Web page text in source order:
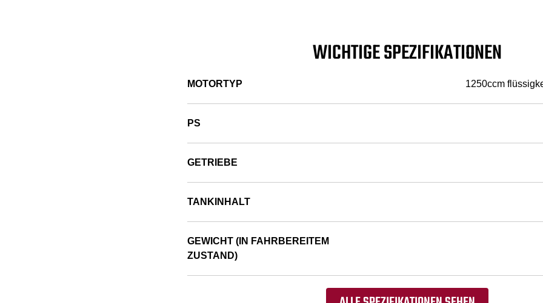
WICHTIGE SPEZIFIKATIONEN
MOTORTYP 1250ccm
PS
GETRIEBE
TANKINHALT
GEWICHT (IN FAHRBEREITEM
ZUSTAND)